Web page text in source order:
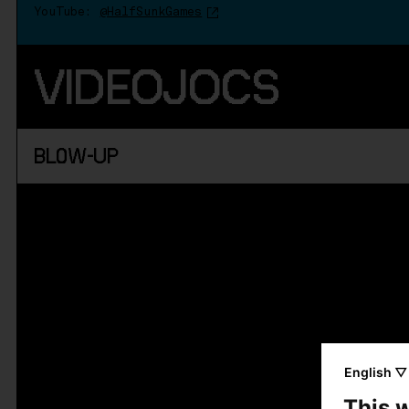
YouTube: @HalfSunkGames
VIDEOJOCS
BL0W-UP
English ▽